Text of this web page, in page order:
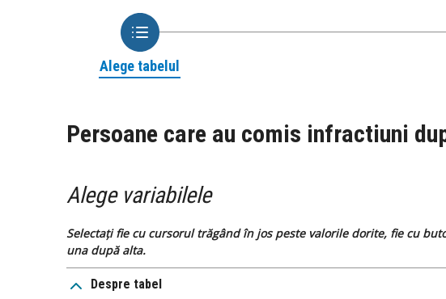
Alege tabelul
Persoane care au comis infractiuni
Alege variabilele
Selectați fie cu cursorul trăgând în jos peste valorile dorite, fie cu
una după alta.
Despre tabel